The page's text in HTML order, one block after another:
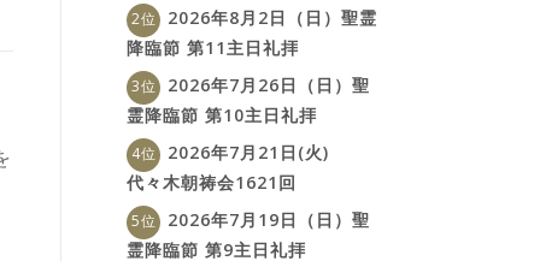
2026年8月2日（日）聖霊
降臨節 第11主日礼拝
2026年7月26日（日）聖
霊降臨節 第10主日礼拝
2026年7月21日(火)
代々木朝祷会1621回
2026年7月19日（日）聖
霊降臨節 第9主日礼拝